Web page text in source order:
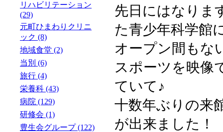
先日にはなりま
た青少年科学館
オープン間もな
スポーツを映像
ていて♪
十数年ぶりの来
が出来ました！
リハビリテーション
(29)
元町ひまわりクリニ
ック (8)
地域食堂 (2)
当別 (6)
旅行 (4)
栄養科 (43)
病院 (129)
研修会 (1)
豊生会グループ (122)